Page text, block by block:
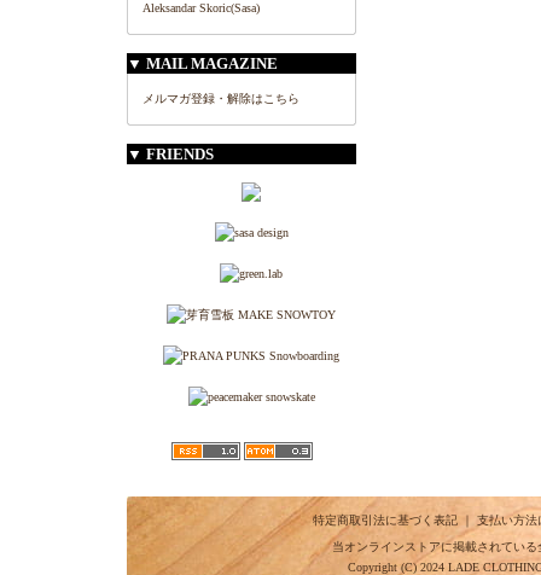
Aleksandar Skoric(Sasa)
▼ MAIL MAGAZINE
メルマガ登録・解除はこちら
▼ FRIENDS
特定商取引法に基づく表記｜ 支払い方法
当オンラインストアに掲載されてい
Copyright (C) 2024 LADE